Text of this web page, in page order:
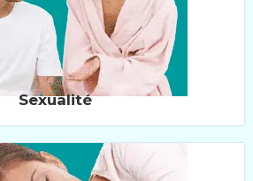
Sexualité